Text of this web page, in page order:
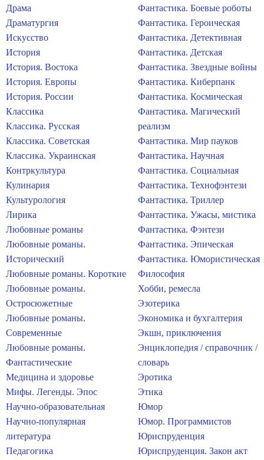
Драма
Драматургия
Искусство
История
История. Востока
История. Европы
История. России
Классика
Классика. Русская
Классика. Советская
Классика. Украинская
Контркультура
Кулинария
Культурология
Лирика
Любовные романы
Любовные романы.
Исторический
Любовные романы. Короткие
Любовные романы.
Остросюжетные
Любовные романы.
Современные
Любовные романы.
Фантастические
Медицина и здоровье
Мифы. Легенды. Эпос
Научно-образовательная
Научно-популярная
литература
Педагогика
Фантастика. Боевые роботы
Фантастика. Героическая
Фантастика. Детективная
Фантастика. Детская
Фантастика. Звездные войны
Фантастика. Киберпанк
Фантастика. Космическая
Фантастика. Магический
реализм
Фантастика. Мир пауков
Фантастика. Научная
Фантастика. Социальная
Фантастика. Технофэнтези
Фантастика. Триллер
Фантастика. Ужасы, мистика
Фантастика. Фэнтези
Фантастика. Эпическая
Фантастика. Юмористическая
Философия
Хобби, ремесла
Эзотерика
Экономика и бухгалтерия
Экшн, приключения
Энциклопедия / справочник /
словарь
Эротика
Этика
Юмор
Юмор. Программистов
Юриспруденция
Юриспруденция. Закон акт